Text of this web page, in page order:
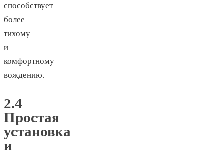
способствует
более
тихому
и
комфортному
вождению.
2.4
Простая
установка
и